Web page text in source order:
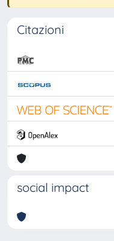
Citazioni
social impact